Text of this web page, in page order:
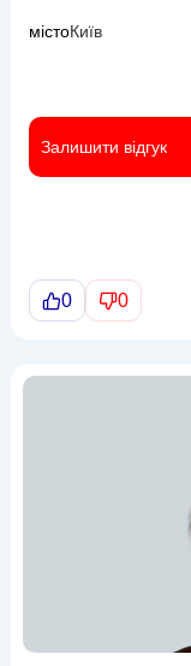
містоКиїв
Залишити відгук
0 0